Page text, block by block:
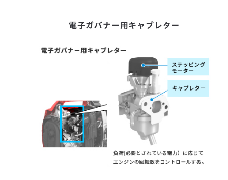
電子ガバナー用キャブレター